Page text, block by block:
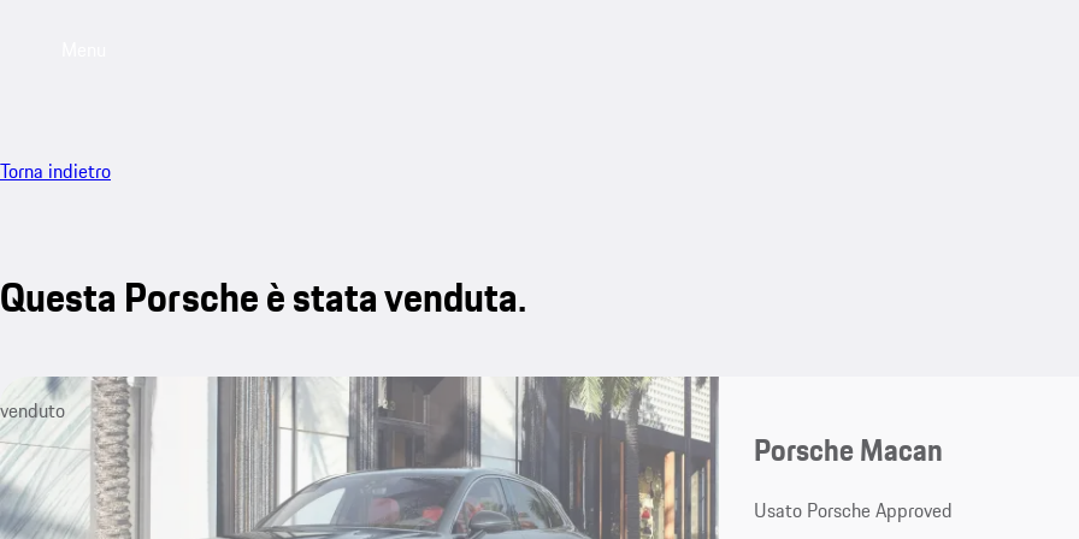
Torna indietro
Questa Porsche è stata venduta.
venduto
Porsche Macan
Usato Porsche Approved